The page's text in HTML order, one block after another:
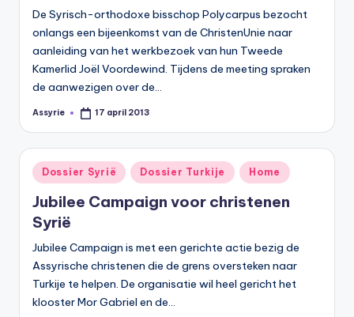
e
d
De Syrisch-orthodoxe bisschop Polycarpus bezocht
onlangs een bijeenkomst van de ChristenUnie naar
aanleiding van het werkbezoek van hun Tweede
Kamerlid Joël Voordewind. Tijdens de meeting spraken
de aanwezigen over de…
Geplaatst
Assyrie 17 april 2013
Geplaatst
in
Dossier Syrië Dossier Turkije Home
Jubilee Campaign voor christenen
Syrië
Jubilee Campaign is met een gerichte actie bezig de
Assyrische christenen die de grens oversteken naar
Turkije te helpen. De organisatie wil heel gericht het
klooster Mor Gabriel en de…